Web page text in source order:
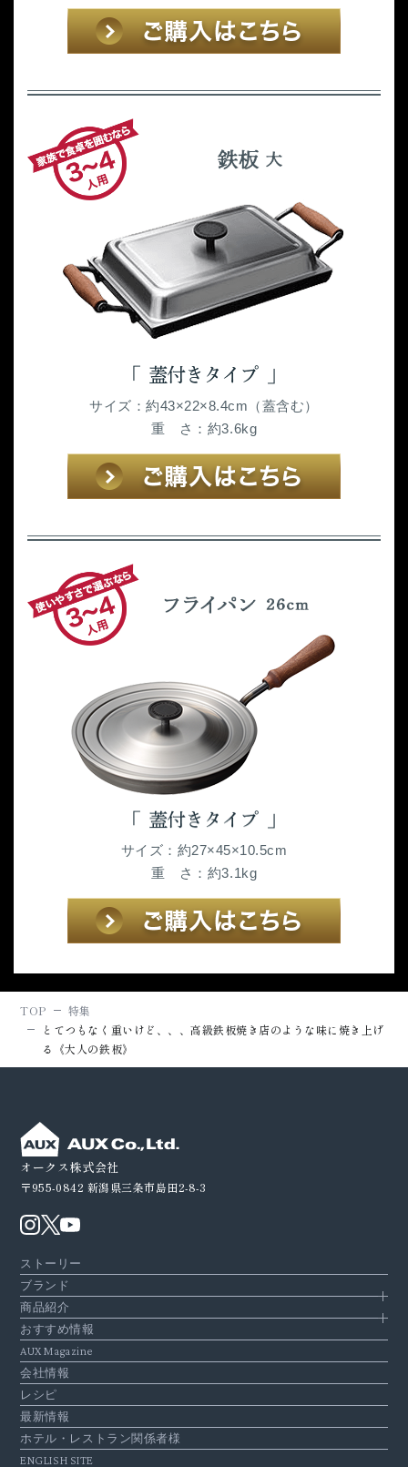
サイズ：約43×22×8.4cm（蓋含む）
重 さ：約3.6kg
サイズ：約27×45×10.5cm
重 さ：約3.1kg
TOP
特集
とてつもなく重いけど、、、高級鉄板焼き店のような味に焼き上げ
る《大人の鉄板》
オークス株式会社
〒955-0842 新潟県三条市島田2-8-3
ストーリー
ブランド
商品紹介
おすすめ情報
AUX Magazine
会社情報
レシピ
最新情報
ホテル・レストラン関係者様
ENGLISH SITE